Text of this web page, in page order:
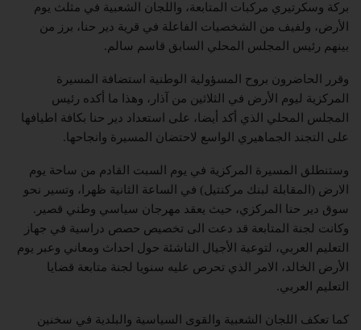
بركة وسكرتيري مركبات المتابعة، واللجان الشعبية في مثلث يوم
الأرض، ولفيف من الشخصيات الفاعلة في قرية دير حنا، برز من
بينهم رئيس المجلس المحلي السابق قاسم سالم.
وقرر الحاضرون بروح المسؤولية الوطنية استضافة المسيرة
المركزية ليوم الأرض في الثلاثين من آذار، وهذا ما أكده رئيس
المجلس المحلي الذي أكد أيضا، على استعداد دير حنا بكافة اطيافها
على التجند الجماهيري الواسع لاحتضان المسيرة وانجاحها.
وستنطلق المسيرة المركزية في يوم السبت القادم من ساحة يوم
الارض (المقابلة لبنك مركنتيل) في الساعة الثانية ظهرا، وتسير نحو
سوق دير حنا المركزي، حيث يعقد مهرجان سياسي وطني قصير.
وكانت لجنة المتابعة قد دعت الى تخصيص حصص دراسية في جهاز
التعليم العربي، لتوعية الأجيال الناشئة حول احداث ومعاني وعبر يوم
الأرض الخالد، الامر الذي تحرص عليه سنويا لجنة متابعة قضايا
التعليم العربي.
كما تعكف اللجان الشعبية والقوى السياسية والبلدية في سخنين